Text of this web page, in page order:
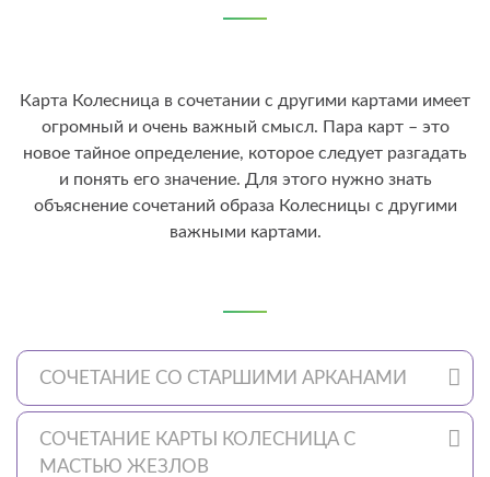
Карта Колесница в сочетании с другими картами имеет
огромный и очень важный смысл. Пара карт – это
новое тайное определение, которое следует разгадать
и понять его значение. Для этого нужно знать
объяснение сочетаний образа Колесницы с другими
важными картами.
СОЧЕТАНИЕ СО СТАРШИМИ АРКАНАМИ
СОЧЕТАНИЕ КАРТЫ КОЛЕСНИЦА С
МАСТЬЮ ЖЕЗЛОВ